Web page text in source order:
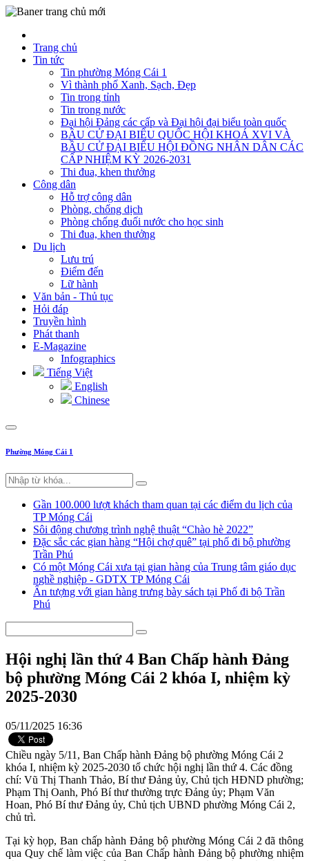
Trang chủ
Tin tức
Tin phường Móng Cái 1
Vì thành phố Xanh, Sạch, Đẹp
Tin trong tỉnh
Tin trong nước
Đại hội Đảng các cấp và Đại hội đại biểu toàn quốc
BẦU CỬ ĐẠI BIỂU QUỐC HỘI KHOÁ XVI VÀ
BẦU CỬ ĐẠI BIỂU HỘI ĐỒNG NHÂN DÂN CÁC
CẤP NHIỆM KỲ 2026-2031
Thi đua, khen thưởng
Công dân
Hỗ trợ công dân
Phòng, chống dịch
Phòng chống đuối nước cho học sinh
Thi đua, khen thưởng
Du lịch
Lưu trú
Điểm đến
Lữ hành
Văn bản - Thủ tục
Hỏi đáp
Truyền hình
Phát thanh
E-Magazine
Infographics
Tiếng Việt
English
Chinese
Phường Móng Cái 1
Gần 100.000 lượt khách tham quan tại các điểm du lịch của
TP Móng Cái
Sôi động chương trình nghệ thuật “Chào hè 2022”
Đặc sắc các gian hàng “Hội chợ quê” tại phố đi bộ phường
Trần Phú
Có một Móng Cái xưa tại gian hàng của Trung tâm giáo dục
nghề nghiệp - GDTX TP Móng Cái
Ấn tượng với gian hàng trưng bày sách tại Phố đi bộ Trần
Phú
Hội nghị lần thứ 4 Ban Chấp hành Đảng
bộ phường Móng Cái 2 khóa I, nhiệm kỳ
2025-2030
05/11/2025 16:36
Chiều ngày 5/11, Ban Chấp hành Đảng bộ phường Móng Cái 2
khóa I, nhiệm kỳ 2025-2030 tổ chức hội nghị lần thứ 4. Các đồng
chí: Vũ Thị Thanh Thảo, Bí thư Đảng ủy, Chủ tịch HĐND phường;
Phạm Thị Oanh, Phó Bí thư thường trực Đảng ủy; Phạm Văn
Hoan, Phó Bí thư Đảng ủy, Chủ tịch UBND phường Móng Cái 2,
chủ trì.
Tại kỳ họp, Ban chấp hành Đảng bộ phường Móng Cái 2 đã thông
qua Quy chế làm việc của Ban Chấp hành Đảng bộ phường nhiệm